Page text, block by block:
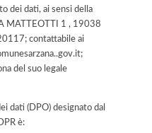
dei dati, ai sensi della
MATTEOTTI 1 , 19038
contattabile ai
del suo legale
dati (DPO) designato dal
è: